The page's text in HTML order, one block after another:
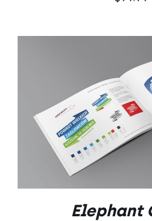
DODAJ DO
SZCZEGÓŁY
Elephant